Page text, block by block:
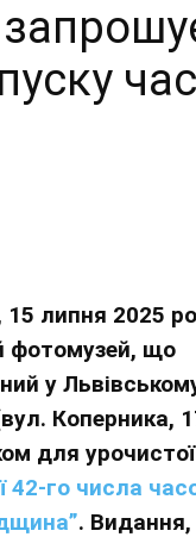
15 липня 2025
фотомузей, що
у
Коперника,
для урочистої
42-го числа
.